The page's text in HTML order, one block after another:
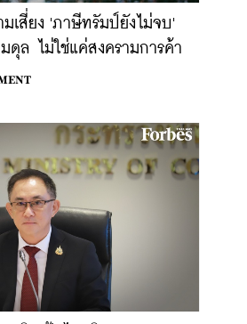
เสี่ยง 'ภาษีทรัมป์ยังไม่จบ'
ดุล ไม่ใช่แค่สงครามการค้า